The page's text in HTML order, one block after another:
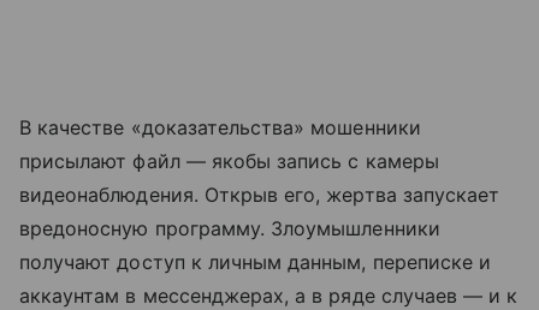
В качестве «доказательства» мошенники
присылают файл — якобы запись с камеры
видеонаблюдения. Открыв его, жертва запускает
вредоносную программу. Злоумышленники
получают доступ к личным данным, переписке и
аккаунтам в мессенджерах, а в ряде случаев — и к